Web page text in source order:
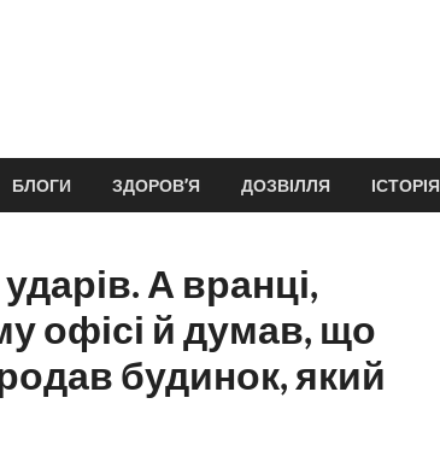
БЛОГИ ЗДОРОВ’Я ДОЗВІЛЛЯ ІСТОРІЯ
А вранці,
офісі й думав, що
будинок, який